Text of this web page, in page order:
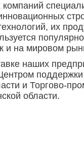
компаний
их
и на мировом
наших
поддержки
и Торгово-
области.